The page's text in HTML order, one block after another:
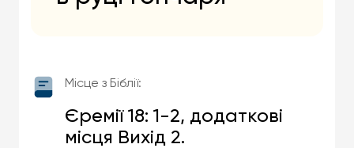
Місце з Біблії:
Єремії 18: 1-2, додаткові
місця Вихід 2.